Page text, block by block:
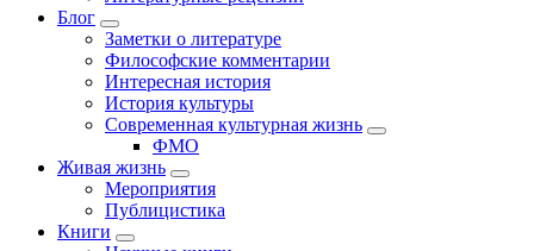
Блог
Заметки о литературе
Философские комментарии
Интересная история
История культуры
Современная культурная жизнь
ФМО
Живая жизнь
Мероприятия
Публицистика
Книги